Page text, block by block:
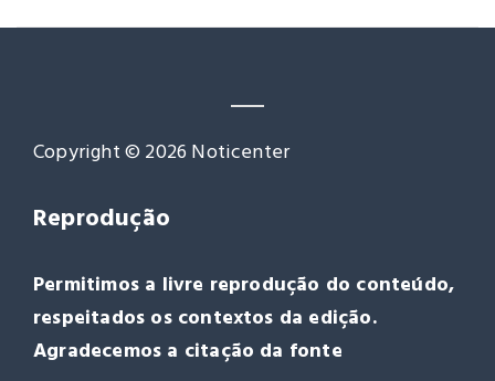
Copyright © 2026 Noticenter
Reprodução
Permitimos a livre reprodução do conteúdo,
respeitados os contextos da edição.
Agradecemos a citação da fonte